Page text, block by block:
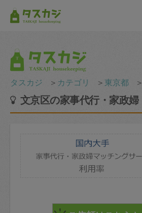
タスカジ ＞ カテゴリ ＞ 東京都 ＞
文京区の家事代行・家政婦